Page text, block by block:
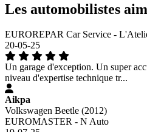
Les automobilistes
EUROREPAR Car Service -
20-05-25
Un garage d'exception. Un super
niveau d'expertise technique tr...
Aikpa
Volkswagen Beetle (2012)
EUROMASTER - N Auto